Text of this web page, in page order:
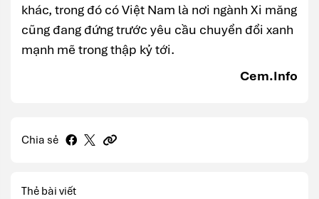
khác, trong đó có Việt Nam là nơi ngành Xi măng
cũng đang đứng trước yêu cầu chuyển đổi xanh
mạnh mẽ trong thập kỷ tới.
Cem.Info
Chia sẻ
Thẻ bài viết